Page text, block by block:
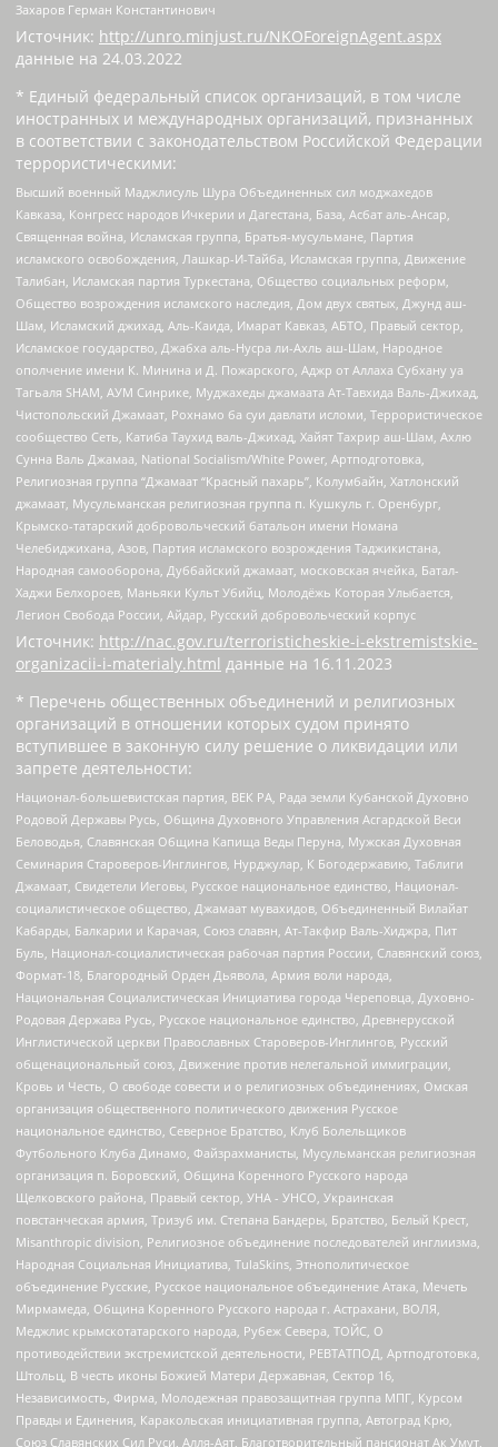
Захаров Герман Константинович
Источник: http://unro.minjust.ru/NKOForeignAgent.aspx
данные на 24.03.2022
* Единый федеральный список организаций, в том числе
иностранных и международных организаций, признанных
в соответствии с законодательством Российской Федерации
террористическими:
Высший военный Маджлисуль Шура Объединенных сил моджахедов
Кавказа, Конгресс народов Ичкерии и Дагестана, База, Асбат аль-Ансар,
Священная война, Исламская группа, Братья-мусульмане, Партия
исламского освобождения, Лашкар-И-Тайба, Исламская группа, Движение
Талибан, Исламская партия Туркестана, Общество социальных реформ,
Общество возрождения исламского наследия, Дом двух святых, Джунд аш-
Шам, Исламский джихад, Аль-Каида, Имарат Кавказ, АБТО, Правый сектор,
Исламское государство, Джабха аль-Нусра ли-Ахль аш-Шам, Народное
ополчение имени К. Минина и Д. Пожарского, Аджр от Аллаха Субхану уа
Тагьаля SHAM, АУМ Синрике, Муджахеды джамаата Ат-Тавхида Валь-Джихад,
Чистопольский Джамаат, Рохнамо ба суи давлати исломи, Террористическое
сообщество Сеть, Катиба Таухид валь-Джихад, Хайят Тахрир аш-Шам, Ахлю
Сунна Валь Джамаа, National Socialism/White Power, Артподготовка,
Религиозная группа “Джамаат “Красный пахарь”, Колумбайн, Хатлонский
джамаат, Мусульманская религиозная группа п. Кушкуль г. Оренбург,
Крымско-татарский добровольческий батальон имени Номана
Челебиджихана, Азов, Партия исламского возрождения Таджикистана,
Народная самооборона, Дуббайский джамаат, московская ячейка, Батал-
Хаджи Белхороев, Маньяки Культ Убийц, Молодёжь Которая Улыбается,
Легион Свобода России, Айдар, Русский добровольческий корпус
Источник: http://nac.gov.ru/terroristicheskie-i-ekstremistskie-
organizacii-i-materialy.html данные на 16.11.2023
* Перечень общественных объединений и религиозных
организаций в отношении которых судом принято
вступившее в законную силу решение о ликвидации или
запрете деятельности:
Национал-большевистская партия, ВЕК РА, Рада земли Кубанской Духовно
Родовой Державы Русь, Община Духовного Управления Асгардской Веси
Беловодья, Славянская Община Капища Веды Перуна, Мужская Духовная
Семинария Староверов-Инглингов, Нурджулар, К Богодержавию, Таблиги
Джамаат, Свидетели Иеговы, Русское национальное единство, Национал-
социалистическое общество, Джамаат мувахидов, Объединенный Вилайат
Кабарды, Балкарии и Карачая, Союз славян, Ат-Такфир Валь-Хиджра, Пит
Буль, Национал-социалистическая рабочая партия России, Славянский союз,
Формат-18, Благородный Орден Дьявола, Армия воли народа,
Национальная Социалистическая Инициатива города Череповца, Духовно-
Родовая Держава Русь, Русское национальное единство, Древнерусской
Инглистической церкви Православных Староверов-Инглингов, Русский
общенациональный союз, Движение против нелегальной иммиграции,
Кровь и Честь, О свободе совести и о религиозных объединениях, Омская
организация общественного политического движения Русское
национальное единство, Северное Братство, Клуб Болельщиков
Футбольного Клуба Динамо, Файзрахманисты, Мусульманская религиозная
организация п. Боровский, Община Коренного Русского народа
Щелковского района, Правый сектор, УНА - УНСО, Украинская
повстанческая армия, Тризуб им. Степана Бандеры, Братство, Белый Крест,
Misanthropic division, Религиозное объединение последователей инглиизма,
Народная Социальная Инициатива, TulaSkins, Этнополитическое
объединение Русские, Русское национальное объединение Атака, Мечеть
Мирмамеда, Община Коренного Русского народа г. Астрахани, ВОЛЯ,
Меджлис крымскотатарского народа, Рубеж Севера, ТОЙС, О
противодействии экстремистской деятельности, РЕВТАТПОД, Артподготовка,
Штольц, В честь иконы Божией Матери Державная, Сектор 16,
Независимость, Фирма, Молодежная правозащитная группа МПГ, Курсом
Правды и Единения, Каракольская инициативная группа, Автоград Крю,
Союз Славянских Сил Руси, Алля-Аят, Благотворительный пансионат Ак Умут,